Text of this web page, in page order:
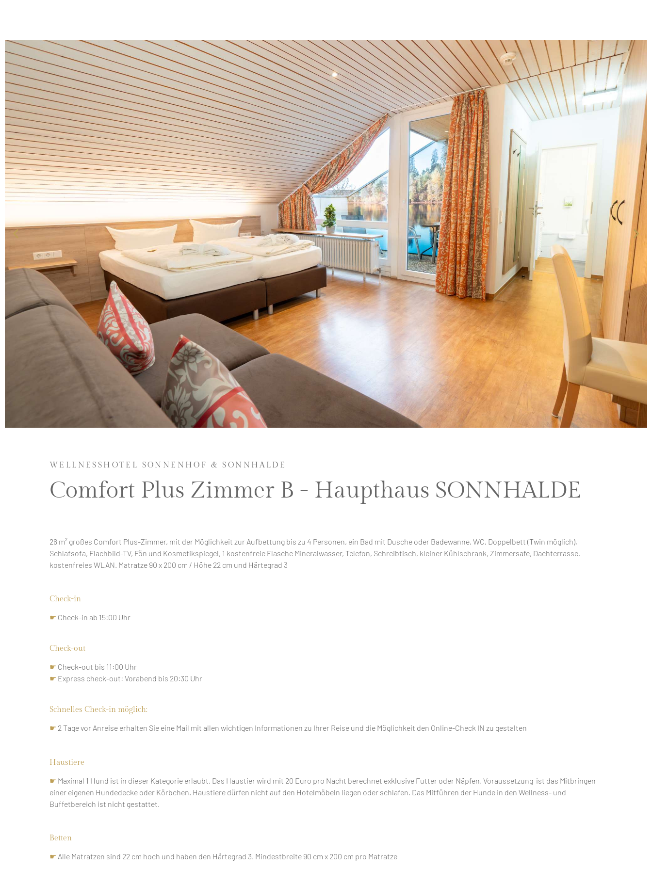
Zimmer
Informationen
kostenfreies
WLAN
☛ 26
☛
inklusive
inklusive
inklusive
WELLNESSHOTEL SONNENHOF & SONNHALDE
Comfort Plus Zimmer B - Haupthaus SONNHALDE
26 m² großes Comfort Plus-Zimmer, mit der Möglichkeit zur Aufbettung bis zu 4 Personen, ein Bad mit Dusche oder Badewanne, WC, Doppelbett (Twin möglich),
Schlafsofa, Flachbild-TV, Fön und Kosmetikspiegel, 1 kostenfreie Flasche Mineralwasser, Telefon, Schreibtisch, kleiner Kühlschrank, Zimmersafe, Dachterrasse,
kostenfreies WLAN. Matratze 90 x 200 cm / Höhe 22 cm und Härtegrad 3
Check-in
☛ Check-in ab 15:00 Uhr
Check-out
☛ Check-out bis 11:00 Uhr
☛ Express check-out: Vorabend bis 20:30 Uhr
Schnelles Check-in möglich:
☛ 2 Tage vor Anreise erhalten Sie eine Mail mit allen wichtigen Informationen zu Ihrer Reise und die Möglichkeit den Online-Check IN zu gestalten
Haustiere
☛ Maximal 1 Hund ist in dieser Kategorie erlaubt. Das Haustier wird mit 20 Euro pro Nacht berechnet exklusive Futter oder Näpfen. Voraussetzung ist das Mitbringen
einer eigenen Hundedecke oder Körbchen. Haustiere dürfen nicht auf den Hotelmöbeln liegen oder schlafen. Das Mitführen der Hunde in den Wellness- und
Buffetbereich ist nicht gestattet.
Betten
☛ Alle Matratzen sind 22 cm hoch und haben den Härtegrad 3. Mindestbreite 90 cm x 200 cm pro Matratze